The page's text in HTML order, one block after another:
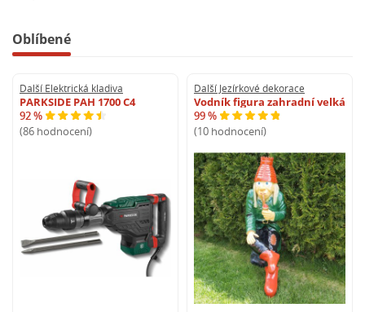
Oblíbené
Další Elektrická kladiva
PARKSIDE PAH 1700 C4
92 %
(86 hodnocení)
Další Jezírkové dekorace
Vodník figura zahradní velká
99 %
(10 hodnocení)